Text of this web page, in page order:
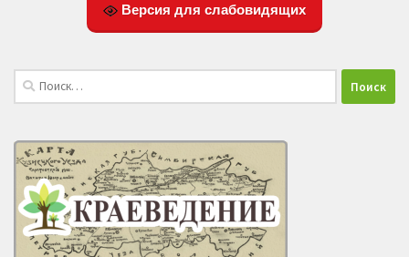
Версия для слабовидящих
Найти: